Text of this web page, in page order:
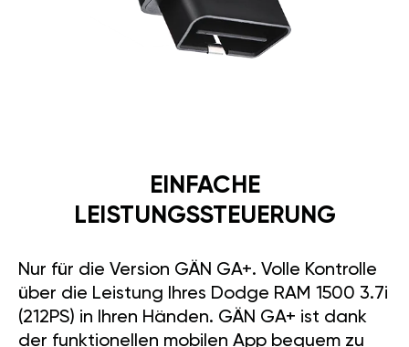
EINFACHE
LEISTUNGSSTEUERUNG
Nur für die Version GÄN GA+. Volle Kontrolle
über die Leistung Ihres Dodge RAM 1500 3.7i
(212PS) in Ihren Händen. GÄN GA+ ist dank
der funktionellen mobilen App bequem zu